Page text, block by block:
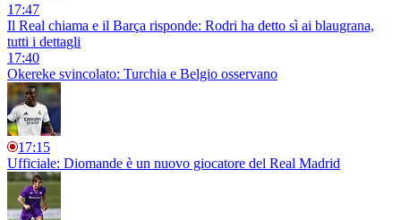
17:47
Il Real chiama e il Barça risponde: Rodri ha detto sì ai blaugrana,
tutti i dettagli
17:40
Okereke svincolato: Turchia e Belgio osservano
17:15
Ufficiale: Diomande è un nuovo giocatore del Real Madrid